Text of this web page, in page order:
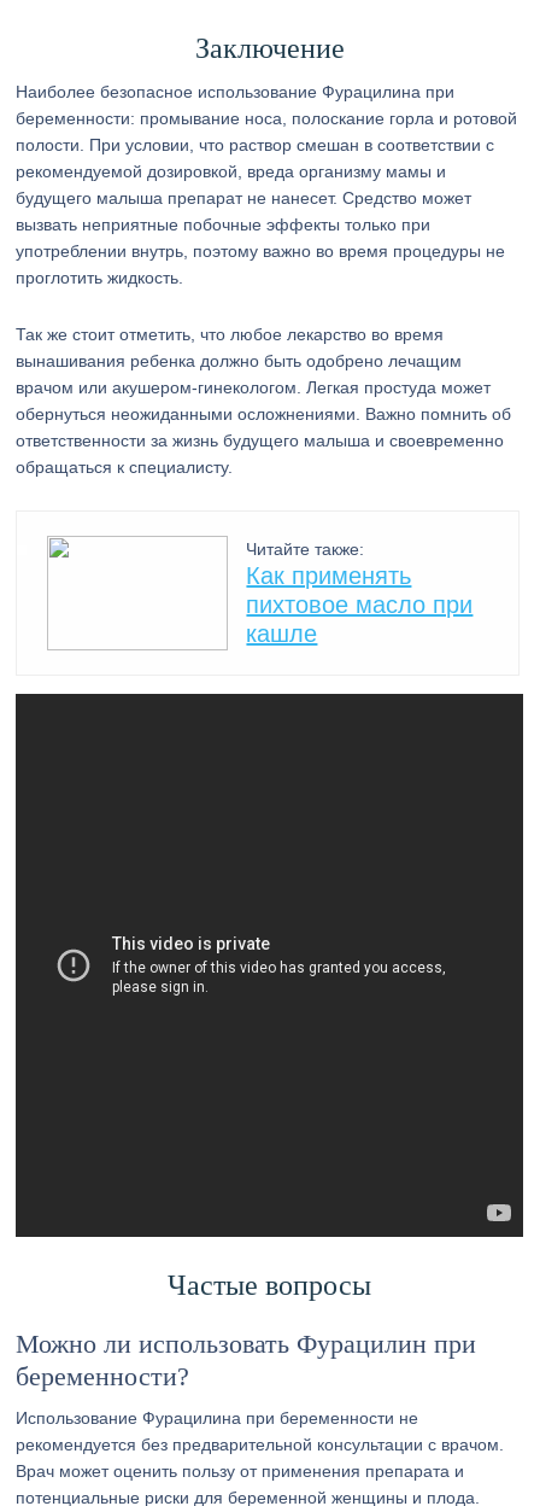
Заключение
Наиболее безопасное использование Фурацилина при
беременности: промывание носа, полоскание горла и ротовой
полости. При условии, что раствор смешан в соответствии с
рекомендуемой дозировкой, вреда организму мамы и
будущего малыша препарат не нанесет. Средство может
вызвать неприятные побочные эффекты только при
употреблении внутрь, поэтому важно во время процедуры не
проглотить жидкость.
Так же стоит отметить, что любое лекарство во время
вынашивания ребенка должно быть одобрено лечащим
врачом или акушером-гинекологом. Легкая простуда может
обернуться неожиданными осложнениями. Важно помнить об
ответственности за жизнь будущего малыша и своевременно
обращаться к специалисту.
Читайте также:
Как применять
пихтовое масло при
кашле
Частые вопросы
Можно ли использовать Фурацилин при
беременности?
Использование Фурацилина при беременности не
рекомендуется без предварительной консультации с врачом.
Врач может оценить пользу от применения препарата и
потенциальные риски для беременной женщины и плода.